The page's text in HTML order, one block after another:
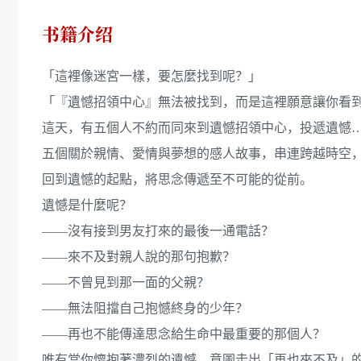
书籍介绍
「這裡像迷宮一樣，要怎麼找到呢？」
「『遺憾招領中心』無法被找到，而是這裡願意讓你看
這天，有五個人不約而同來到遺憾招領中心，投遞遺
五個關於親情、愛情與夢想的感人故事，串連跨越時空，
回到遺憾的起點，將思念傳遞至不可能的從前。
遺憾是什麼呢？
——沒有接到男友打來的最後一通電話？
——來不及對親人說的那句抱歉？
——不曾見到那一面的父親？
——無法阻擋自己抱憾終身的少年？
——再也不能傳達思念給生命中最重要的那個人？